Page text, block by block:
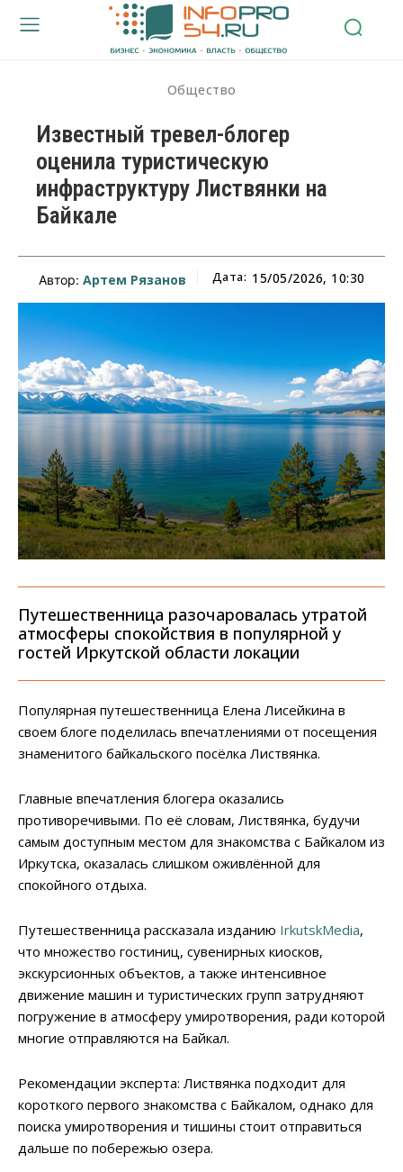
Общество
Известный тревел-блогер
оценила туристическую
инфраструктуру Листвянки на
Байкале
Автор: Артем Рязанов Дата: 15/05/2026, 10:30
Путешественница разочаровалась утратой
атмосферы спокойствия в популярной у
гостей Иркутской области локации
Популярная путешественница Елена Лисейкина в
своем блоге поделилась впечатлениями от посещения
знаменитого байкальского посёлка Листвянка.
Главные впечатления блогера оказались
противоречивыми. По её словам, Листвянка, будучи
самым доступным местом для знакомства с Байкалом из
Иркутска, оказалась слишком оживлённой для
спокойного отдыха.
Путешественница рассказала изданию IrkutskMedia,
что множество гостиниц, сувенирных киосков,
экскурсионных объектов, а также интенсивное
движение машин и туристических групп затрудняют
погружение в атмосферу умиротворения, ради которой
многие отправляются на Байкал.
Рекомендации эксперта: Листвянка подходит для
короткого первого знакомства с Байкалом, однако для
поиска умиротворения и тишины стоит отправиться
дальше по побережью озера.